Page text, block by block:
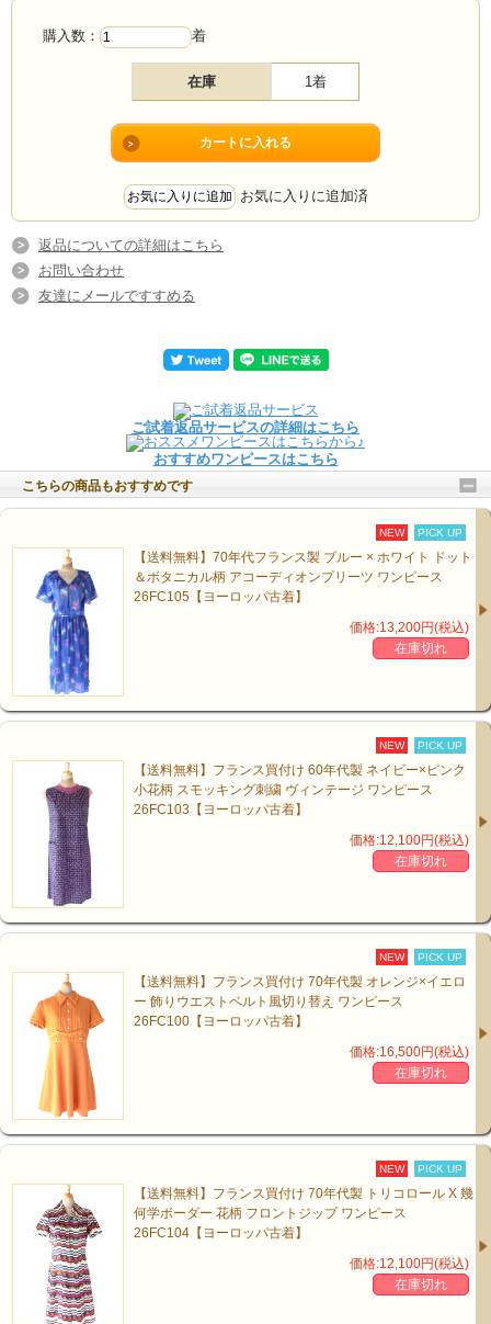
購入数： 着
在庫 1着
お気に入りに追加済
返品についての詳細はこちら
お問い合わせ
友達にメールですすめる
ご試着返品サービスの詳細はこちら
おすすめワンピースはこちら
こちらの商品もおすすめです
NEW PICK UP
【送料無料】70年代フランス製 ブルー × ホワイト ドット
＆ボタニカル柄 アコーディオンプリーツ ワンピース
26FC105【ヨーロッパ古着】
価格:13,200円(税込)
在庫切れ
NEW PICK UP
【送料無料】フランス買付け 60年代製 ネイビー×ピンク
小花柄 スモッキング刺繍 ヴィンテージ ワンピース
26FC103【ヨーロッパ古着】
価格:12,100円(税込)
在庫切れ
NEW PICK UP
【送料無料】フランス買付け 70年代製 オレンジ×イエロ
ー 飾りウエストベルト風切り替え ワンピース
26FC100【ヨーロッパ古着】
価格:16,500円(税込)
在庫切れ
NEW PICK UP
【送料無料】フランス買付け 70年代製 トリコロール X 幾
何学ボーダー 花柄 フロントジップ ワンピース
26FC104【ヨーロッパ古着】
価格:12,100円(税込)
在庫切れ